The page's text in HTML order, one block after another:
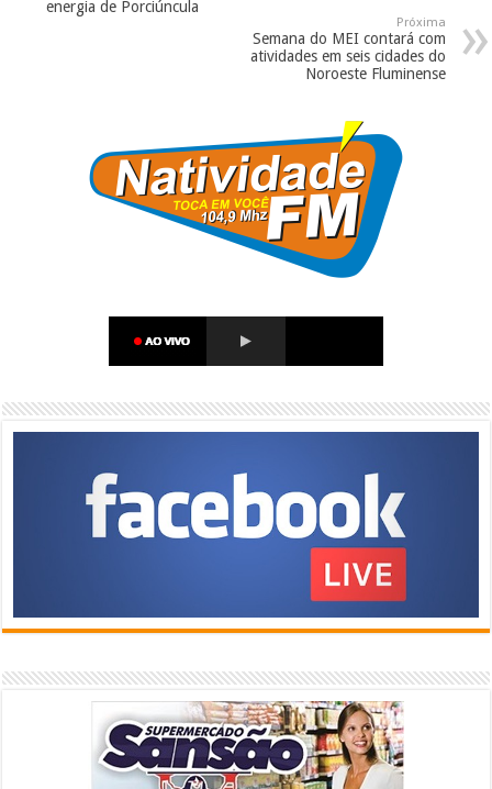
energia de Porciúncula
Próxima
Semana do MEI contará com
atividades em seis cidades do
Noroeste Fluminense